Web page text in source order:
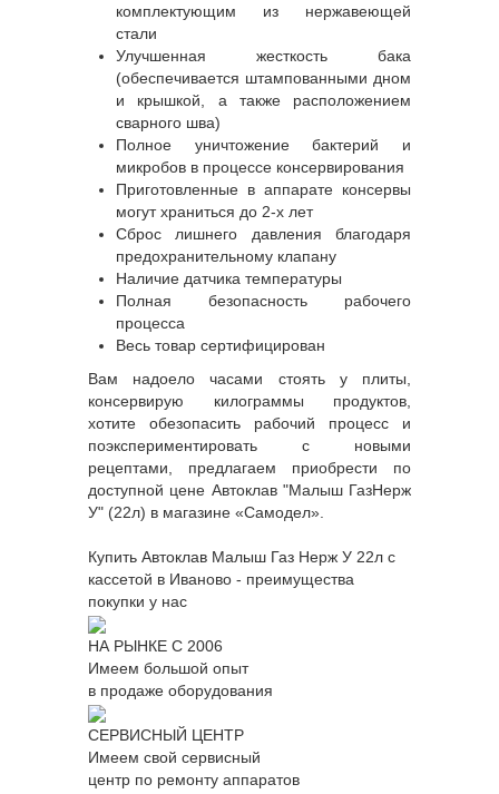
комплектующим из нержавеющей
стали
Улучшенная жесткость бака
(обеспечивается штампованными дном
и крышкой, а также расположением
сварного шва)
Полное уничтожение бактерий и
микробов в процессе консервирования
Приготовленные в аппарате консервы
могут храниться до 2-х лет
Сброс лишнего давления благодаря
предохранительному клапану
Наличие датчика температуры
Полная безопасность рабочего
процесса
Весь товар сертифицирован
Вам надоело часами стоять у плиты,
консервирую килограммы продуктов,
хотите обезопасить рабочий процесс и
поэкспериментировать с новыми
рецептами, предлагаем приобрести по
доступной цене Автоклав "Малыш ГазНерж
У" (22л) в магазине «Самодел».
Купить Автоклав Малыш Газ Нерж У 22л с
кассетой в Иваново - преимущества
покупки у нас
НА РЫНКЕ С 2006
Имеем большой опыт
в продаже оборудования
СЕРВИСНЫЙ ЦЕНТР
Имеем свой сервисный
центр по ремонту аппаратов